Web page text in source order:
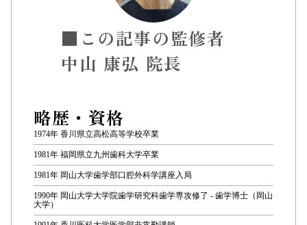
■この記事の監修者
中山 康弘 院長
略歴・資格
1974年 香川県立高松高等学校卒業
1981年 福岡県立九州歯科大学卒業
1981年 岡山大学歯学部口腔外科学講座入局
1990年 岡山大学大学院歯学研究科歯学専攻修了 - 歯学博士（岡山
大学）